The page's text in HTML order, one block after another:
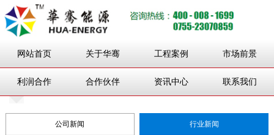
网站首页 关于华骞 工程案例 市场前景
利润合作 合作伙伴 资讯中心 联系我们
公司新闻 行业新闻